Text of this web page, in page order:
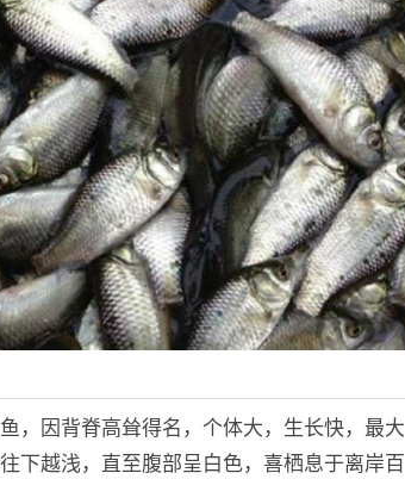
，因背脊高耸得名，个体大，生长快，最大
下越浅，直至腹部呈白色，喜栖息于离岸百